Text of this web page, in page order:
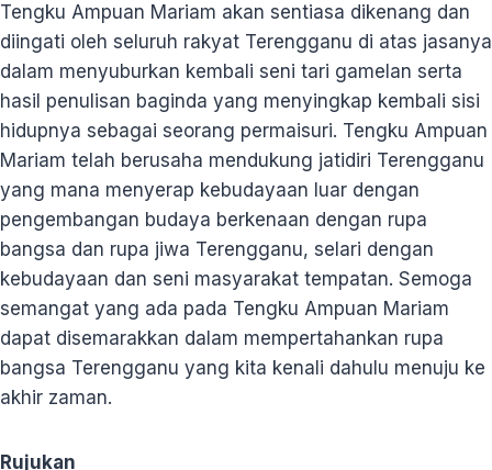
Tengku Ampuan Mariam akan sentiasa dikenang dan
diingati oleh seluruh rakyat Terengganu di atas jasanya
dalam menyuburkan kembali seni tari gamelan serta
hasil penulisan baginda yang menyingkap kembali sisi
hidupnya sebagai seorang permaisuri. Tengku Ampuan
Mariam telah berusaha mendukung jatidiri Terengganu
yang mana menyerap kebudayaan luar dengan
pengembangan budaya berkenaan dengan rupa
bangsa dan rupa jiwa Terengganu, selari dengan
kebudayaan dan seni masyarakat tempatan. Semoga
semangat yang ada pada Tengku Ampuan Mariam
dapat disemarakkan dalam mempertahankan rupa
bangsa Terengganu yang kita kenali dahulu menuju ke
akhir zaman.
Rujukan